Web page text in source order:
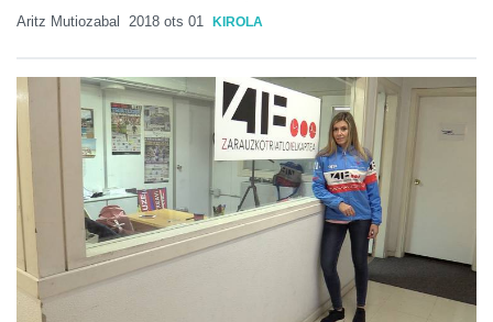
Aritz Mutiozabal 2018 ots 01 KIROLA